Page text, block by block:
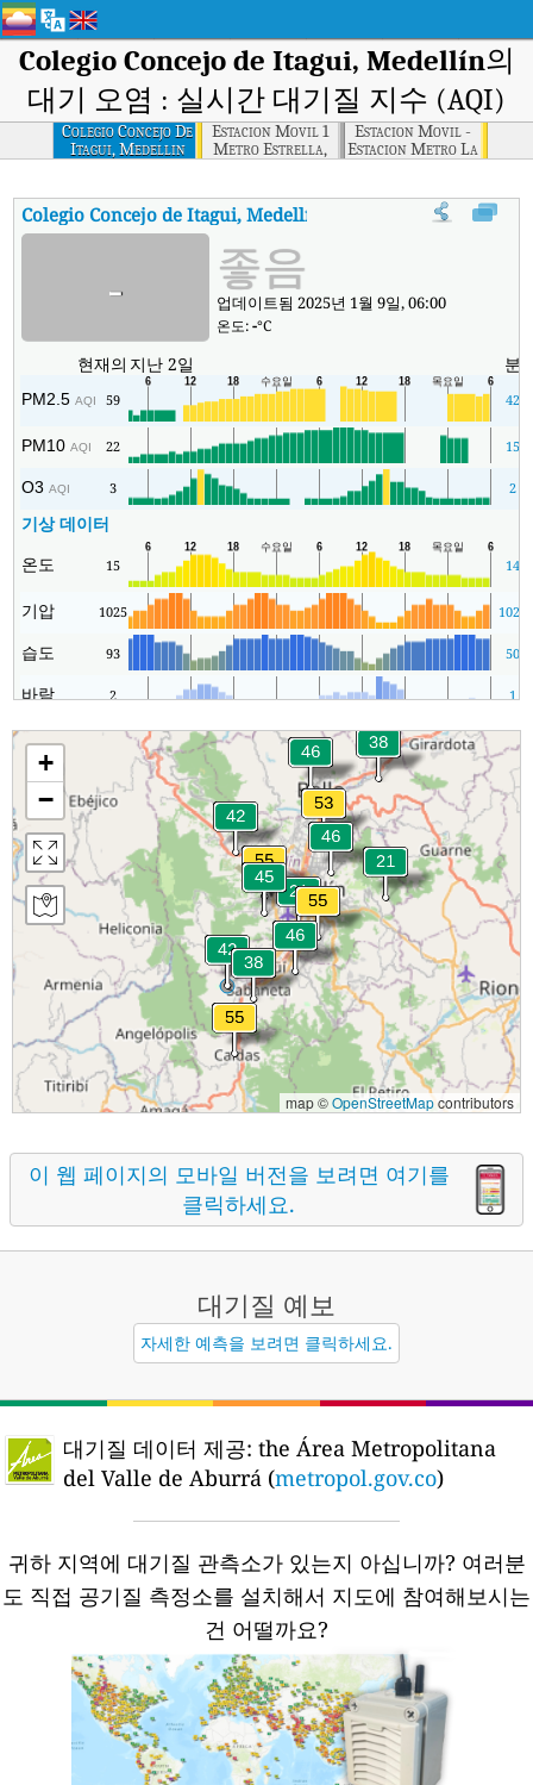
Colegio Concejo de Itagui, Medellín의
대기 오염 : 실시간 대기질 지수 (AQI)
Colegio Concejo De
Itagui, Medellin
Estacion Movil 1
Metro Estrella,
Medellin
Estacion Movil -
Estacion Metro La
Estrella, Medellin
Colegio Concejo de Itagui, Medellín Colegio
- 좋음
업데이트됨 2025년 1월 9일, 06:00
온도:-°C
현재의 지난 2일 분
PM2.5AQI 59 42
PM10AQI 22 15
O3AQI 3 2
기상 데이터
온도 15 14
기압 1025 1022
습도 93 50
바람 2 1
+
−
map ©OpenStreetMapcontributors
이 웹 페이지의 모바일 버전을 보려면 여기를
클릭하세요.
대기질 예보
자세한 예측을 보려면 클릭하세요.
대기질 데이터 제공: the Área Metropolitana
del Valle de Aburrá (metropol.gov.co)
귀하 지역에 대기질 관측소가 있는지 아십니까? 여러분
도 직접 공기질 측정소를 설치해서 지도에 참여해보시는
건 어떨까요?